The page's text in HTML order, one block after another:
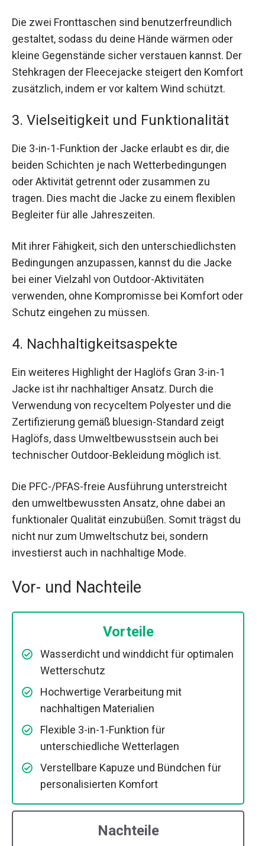
Die zwei Fronttaschen sind benutzerfreundlich
gestaltet, sodass du deine Hände wärmen oder
kleine Gegenstände sicher verstauen kannst. Der
Stehkragen der Fleecejacke steigert den Komfort
zusätzlich, indem er vor kaltem Wind schützt.
3. Vielseitigkeit und Funktionalität
Die 3-in-1-Funktion der Jacke erlaubt es dir, die
beiden Schichten je nach Wetterbedingungen
oder Aktivität getrennt oder zusammen zu
tragen. Dies macht die Jacke zu einem flexiblen
Begleiter für alle Jahreszeiten.
Mit ihrer Fähigkeit, sich den unterschiedlichsten
Bedingungen anzupassen, kannst du die Jacke
bei einer Vielzahl von Outdoor-Aktivitäten
verwenden, ohne Kompromisse bei Komfort oder
Schutz eingehen zu müssen.
4. Nachhaltigkeitsaspekte
Ein weiteres Highlight der Haglöfs Gran 3-in-1
Jacke ist ihr nachhaltiger Ansatz. Durch die
Verwendung von recyceltem Polyester und die
Zertifizierung gemäß bluesign-Standard zeigt
Haglöfs, dass Umweltbewusstsein auch bei
technischer Outdoor-Bekleidung möglich ist.
Die PFC-/PFAS-freie Ausführung unterstreicht
den umweltbewussten Ansatz, ohne dabei an
funktionaler Qualität einzubüßen. Somit trägst du
nicht nur zum Umweltschutz bei, sondern
investierst auch in nachhaltige Mode.
Vor- und Nachteile
Vorteile
Wasserdicht und winddicht für optimalen
Wetterschutz
Hochwertige Verarbeitung mit
nachhaltigen Materialien
Flexible 3-in-1-Funktion für
unterschiedliche Wetterlagen
Verstellbare Kapuze und Bündchen für
personalisierten Komfort
Nachteile